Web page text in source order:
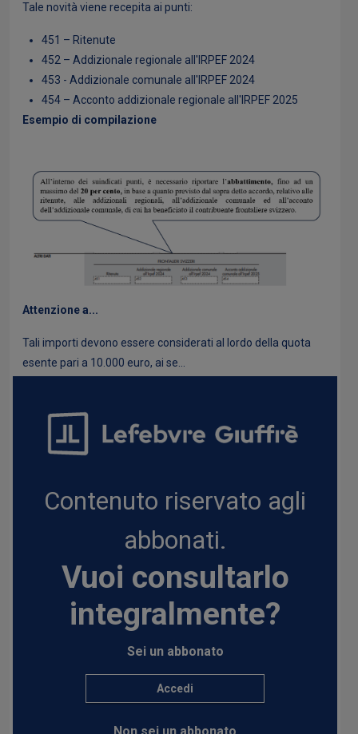
Tale novità viene recepita ai punti:
451 – Ritenute
452 – Addizionale regionale all'IRPEF 2024
453 - Addizionale comunale all'IRPEF 2024
454 – Acconto addizionale regionale all'IRPEF 2025
Esempio di compilazione
Attenzione a...
Tali importi devono essere considerati al lordo della quota
esente pari a 10.000 euro, ai se...
Contenuto riservato agli
abbonati.
Vuoi consultarlo
integralmente?
Sei un abbonato
Accedi